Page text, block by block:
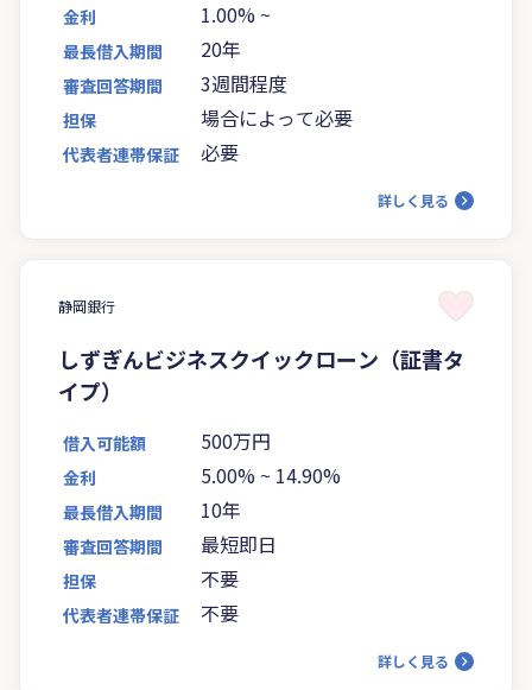
金利 1.00% ~
最長借入期間 20年
審査回答期間 3週間程度
担保 場合によって必要
代表者連帯保証 必要
詳しく見る
静岡銀行
しずぎんビジネスクイックローン（証書タ
イプ）
借入可能額 500万円
金利 5.00% ~ 14.90%
最長借入期間 10年
審査回答期間 最短即日
担保 不要
代表者連帯保証 不要
詳しく見る